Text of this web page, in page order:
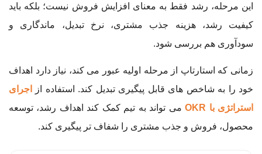
این مرحله، رشد فقط به معنای افزایش فروش نیست؛ بلکه باید
کیفیت رشد، هزینه جذب مشتری، نرخ تبدیل، ماندگاری و
سودآوری هم بررسی شود.
زمانی که استارتاپ از مرحله اولیه عبور می کند، نیاز دارد اهداف
خود را به شاخص های قابل پیگیری تبدیل کند. استفاده از
اجرای
استراتژی با OKR
می تواند به تیم کمک کند اهداف رشد، توسعه
محصول، فروش و جذب مشتری را شفاف تر پیگیری کند.